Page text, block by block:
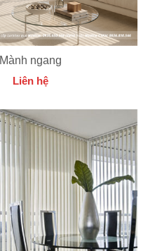
Mành ngang
Liên hệ